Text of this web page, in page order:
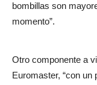
bombillas son
momento”.
Otro componente a
Euromaster, “con